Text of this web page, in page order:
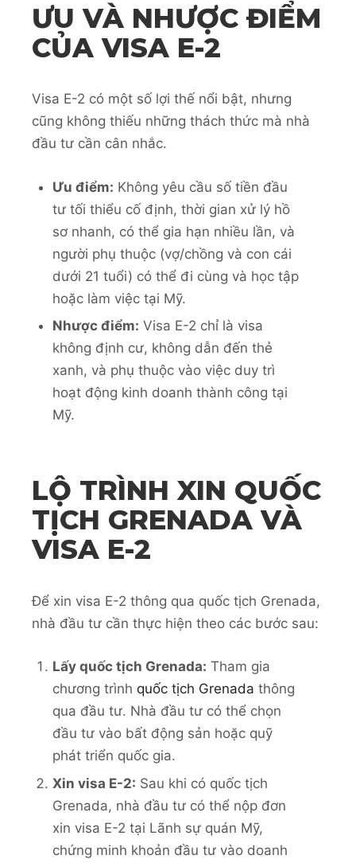
ƯU VÀ NHƯỢC ĐIỂM
CỦA VISA E-2
Visa E-2 có một số lợi thế nổi bật, nhưng
cũng không thiếu những thách thức mà nhà
đầu tư cần cân nhắc.
Ưu điểm: Không yêu cầu số tiền đầu
tư tối thiểu cố định, thời gian xử lý hồ
sơ nhanh, có thể gia hạn nhiều lần, và
người phụ thuộc (vợ/chồng và con cái
dưới 21 tuổi) có thể đi cùng và học tập
hoặc làm việc tại Mỹ.
Nhược điểm: Visa E-2 chỉ là visa
không định cư, không dẫn đến thẻ
xanh, và phụ thuộc vào việc duy trì
hoạt động kinh doanh thành công tại
Mỹ.
LỘ TRÌNH XIN QUỐC
TỊCH GRENADA VÀ
VISA E-2
Để xin visa E-2 thông qua quốc tịch Grenada,
nhà đầu tư cần thực hiện theo các bước sau:
Lấy quốc tịch Grenada: Tham gia
chương trình quốc tịch Grenada thông
qua đầu tư. Nhà đầu tư có thể chọn
đầu tư vào bất động sản hoặc quỹ
phát triển quốc gia.
Xin visa E-2: Sau khi có quốc tịch
Grenada, nhà đầu tư có thể nộp đơn
xin visa E-2 tại Lãnh sự quán Mỹ,
chứng minh khoản đầu tư vào doanh